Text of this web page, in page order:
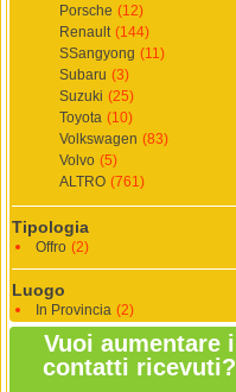
Porsche (12)
Renault (144)
SSangyong (11)
Subaru (3)
Suzuki (25)
Toyota (10)
Volkswagen (83)
Volvo (5)
ALTRO (761)
Tipologia
Offro (2)
Luogo
In Provincia (2)
Vuoi aumentare i
contatti ricevuti?